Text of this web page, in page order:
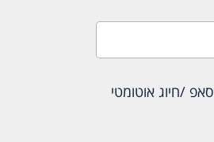
/חיוג אוטומטי